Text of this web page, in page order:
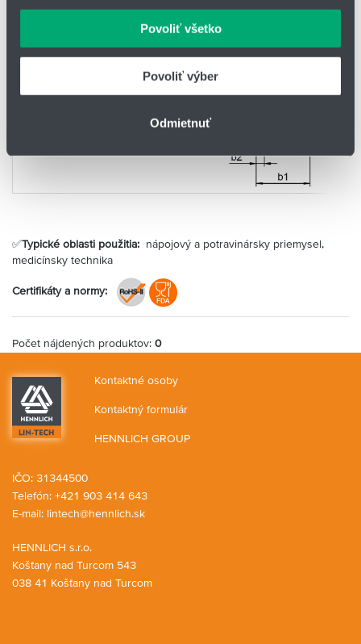
keď ste používali ich služby.
Povoliť všetko
Povoliť výber
Odmietnuť
✅Typické oblasti použitia: nápojový a potravinársky priemysel,
medicínsky technika
Certifikáty a normy:
Počet nájdených produktov: 0
Kontaktné osoby
Kontaktný formulár
HENNLICH GROUP
HENNLICH s.r.o.
Košťany nad Turcom 543
038 41 Košťany nad Turcom
IČO: 31344500
Telefón: +421 903 414 643
E-mail: lintech@hennlich.sk